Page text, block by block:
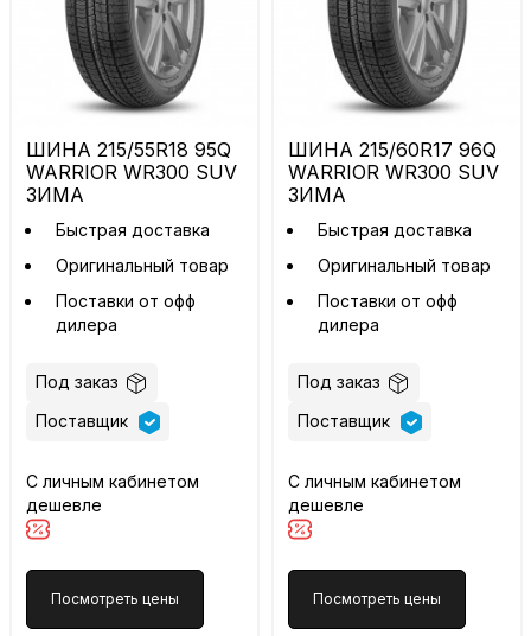
ШИНА 215/55R18 95Q
WARRIOR WR300 SUV
ЗИМА
Быстрая доставка
Оригинальный товар
Поставки от офф
дилера
Под заказ
Поставщик
С личным кабинетом
дешевле
Посмотреть цены
ШИНА 215/60R17 96Q
WARRIOR WR300 SUV
ЗИМА
Быстрая доставка
Оригинальный товар
Поставки от офф
дилера
Под заказ
Поставщик
С личным кабинетом
дешевле
Посмотреть цены